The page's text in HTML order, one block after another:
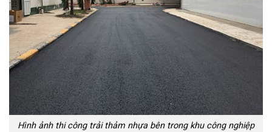
Hình ảnh thi công trải thảm nhựa bên trong khu công nghiệp